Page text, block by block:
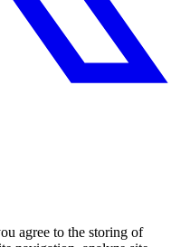
agree to the storing of